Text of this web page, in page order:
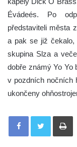
Évádeés. Po
představiteli města
a pak se již čekalo,
skupina Slza a
dobře známý Yo Yo
v pozdních nočních
ukončeny